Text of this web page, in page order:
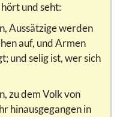
und seht:
Aussätzige werden
auf, und Armen
und selig ist, wer sich
zu dem Volk von
hinausgegangen in